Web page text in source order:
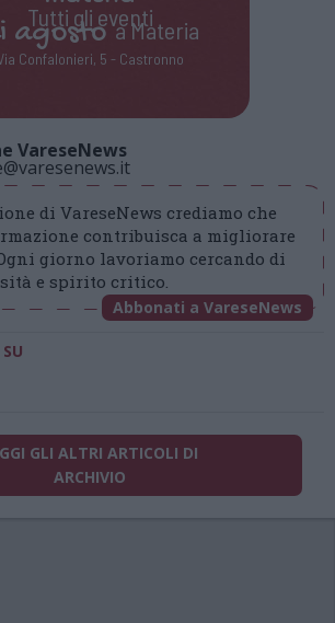
Tutti gli eventi
agostoa Materia
Confalonieri, 5 - Castronno
VareseNews
di VareseNews crediamo che
contribuisca a migliorare
giorno lavoriamo cercando di
e spirito critico.
Abbonati a VareseNews
GLI ALTRI ARTICOLI DI
ARCHIVIO